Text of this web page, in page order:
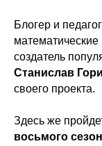
Блогер и педагог
создатель
Станислав
своего проекта.
Здесь же
восьмого